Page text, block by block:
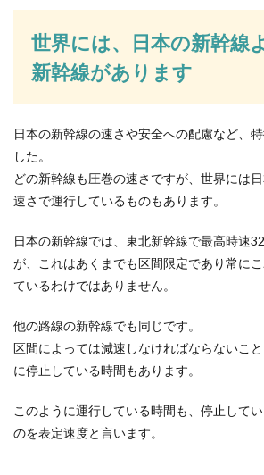
世界には、日本の新幹線
新幹線があります
日本の新幹線の速さや安全への配慮など、
した。
どの新幹線も圧巻の速さですが、世界には
速さで運行しているものもあります。
日本の新幹線では、東北新幹線で最高時速
が、これはあくまでも区間限定であり常に
ているわけではありません。
他の路線の新幹線でも同じです。
区間によっては減速しなければならないこ
に停止している時間もあります。
このように運行している時間も、停止して
のを表定速度と言います。